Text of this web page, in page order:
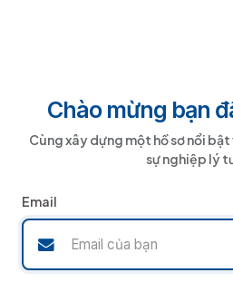
Chào mừng bạn
Cùng xây dựng một hồ sơ nổi
sự nghiệp lý
Email